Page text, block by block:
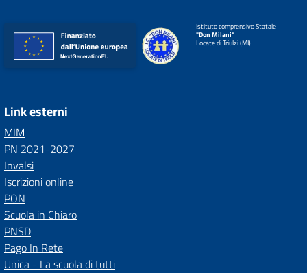
Istituto comprensivo Statale
"Don Milani"
Locate di Triulzi (MI)
Link esterni
MIM
PN 2021-2027
Invalsi
Iscrizioni online
PON
Scuola in Chiaro
PNSD
Pago In Rete
Unica - La scuola di tutti